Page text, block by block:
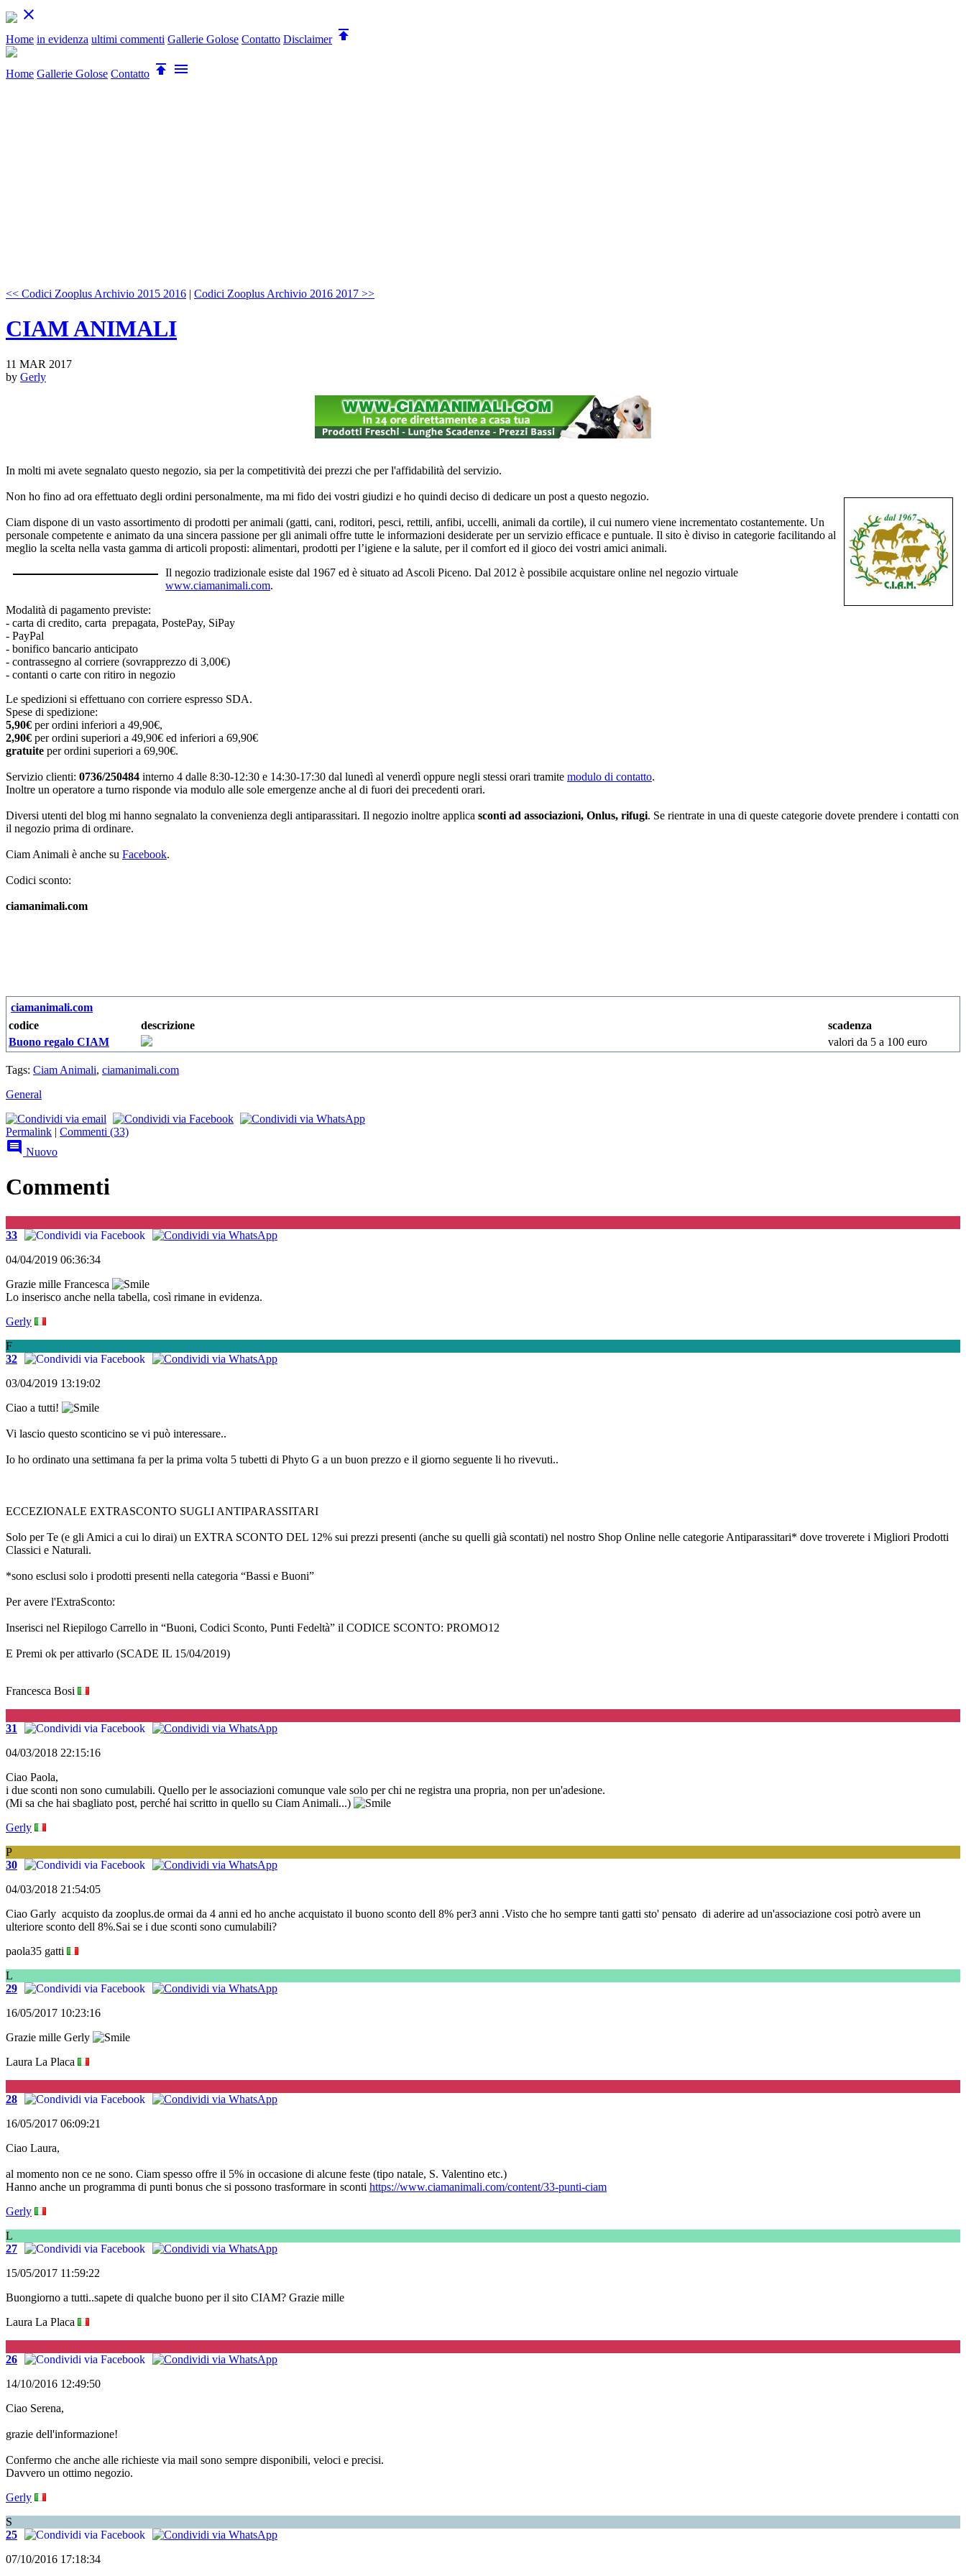

Home in evidenza ultimi commenti Gallerie Golose Contatto Disclaimer 
Home Gallerie Golose Contatto  
<< Codici Zooplus Archivio 2015 2016 | Codici Zooplus Archivio 2016 2017 >>
CIAM ANIMALI
11 MAR 2017
by Gerly
In molti mi avete segnalato questo negozio, sia per la competitività dei prezzi che per l'affidabilità del servizio.
Non ho fino ad ora effettuato degli ordini personalmente, ma mi fido dei vostri giudizi e ho quindi deciso di dedicare un post a questo negozio.
Ciam dispone di un vasto assortimento di prodotti per animali (gatti, cani, roditori, pesci, rettili, anfibi, uccelli, animali da cortile), il cui numero viene incrementato costantemente. Un
personale competente e animato da una sincera passione per gli animali offre tutte le informazioni desiderate per un servizio efficace e puntuale. Il sito è diviso in categorie facilitando al
meglio la scelta nella vasta gamma di articoli proposti: alimentari, prodotti per l’igiene e la salute, per il comfort ed il gioco dei vostri amici animali.
Il negozio tradizionale esiste dal 1967 ed è situato ad Ascoli Piceno. Dal 2012 è possibile acquistare online nel negozio virtuale
www.ciamanimali.com.
Modalità di pagamento previste:
- carta di credito, carta prepagata, PostePay, SiPay
- PayPal
- bonifico bancario anticipato
- contrassegno al corriere (sovrapprezzo di 3,00€)
- contanti o carte con ritiro in negozio
Le spedizioni si effettuano con corriere espresso SDA.
Spese di spedizione:
5,90€ per ordini inferiori a 49,90€,
2,90€ per ordini superiori a 49,90€ ed inferiori a 69,90€
gratuite per ordini superiori a 69,90€.
Servizio clienti: 0736/250484 interno 4 dalle 8:30-12:30 e 14:30-17:30 dal lunedì al venerdì oppure negli stessi orari tramite modulo di contatto.
Inoltre un operatore a turno risponde via modulo alle sole emergenze anche al di fuori dei precedenti orari.
Diversi utenti del blog mi hanno segnalato la convenienza degli antiparassitari. Il negozio inoltre applica sconti ad associazioni, Onlus, rifugi. Se rientrate in una di queste categorie dovete prendere i contatti con
il negozio prima di ordinare.
Ciam Animali è anche su Facebook.
Codici sconto:
ciamanimali.com
ciamanimali.com
codice
descrizione
scadenza
Buono regalo CIAM
valori da 5 a 100 euro
Tags: Ciam Animali, ciamanimali.com
General
Permalink | Commenti (33)
 Nuovo
Commenti
33
04/04/2019 06:36:34
Grazie mille Francesca
Lo inserisco anche nella tabella, così rimane in evidenza.
Gerly
F
32
03/04/2019 13:19:02
Ciao a tutti!
Vi lascio questo sconticino se vi può interessare..
Io ho ordinato una settimana fa per la prima volta 5 tubetti di Phyto G a un buon prezzo e il giorno seguente li ho rivevuti..
ECCEZIONALE EXTRASCONTO SUGLI ANTIPARASSITARI
Solo per Te (e gli Amici a cui lo dirai) un EXTRA SCONTO DEL 12% sui prezzi presenti (anche su quelli già scontati) nel nostro Shop Online nelle categorie Antiparassitari* dove troverete i Migliori Prodotti
Classici e Naturali.
*sono esclusi solo i prodotti presenti nella categoria “Bassi e Buoni”
Per avere l'ExtraSconto:
Inserisci nel Riepilogo Carrello in “Buoni, Codici Sconto, Punti Fedeltà” il CODICE SCONTO: PROMO12
E Premi ok per attivarlo (SCADE IL 15/04/2019)
Francesca Bosi
31
04/03/2018 22:15:16
Ciao Paola,
i due sconti non sono cumulabili. Quello per le associazioni comunque vale solo per chi ne registra una propria, non per un'adesione.
(Mi sa che hai sbagliato post, perché hai scritto in quello su Ciam Animali...)
Gerly
P
30
04/03/2018 21:54:05
Ciao Garly acquisto da zooplus.de ormai da 4 anni ed ho anche acquistato il buono sconto dell 8% per3 anni .Visto che ho sempre tanti gatti sto' pensato di aderire ad un'associazione cosi potrò avere un
ulteriore sconto dell 8%.Sai se i due sconti sono cumulabili?
paola35 gatti
L
29
16/05/2017 10:23:16
Grazie mille Gerly
Laura La Placa
28
16/05/2017 06:09:21
Ciao Laura,
al momento non ce ne sono. Ciam spesso offre il 5% in occasione di alcune feste (tipo natale, S. Valentino etc.)
Hanno anche un programma di punti bonus che si possono trasformare in sconti https://www.ciamanimali.com/content/33-punti-ciam
Gerly
L
27
15/05/2017 11:59:22
Buongiorno a tutti..sapete di qualche buono per il sito CIAM? Grazie mille
Laura La Placa
26
14/10/2016 12:49:50
Ciao Serena,
grazie dell'informazione!
Confermo che anche alle richieste via mail sono sempre disponibili, veloci e precisi.
Davvero un ottimo negozio.
Gerly
S
25
07/10/2016 17:18:34